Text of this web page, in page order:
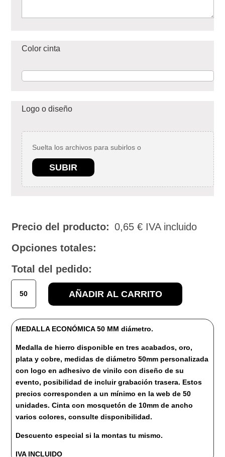
Color cinta
Logo o diseño
Suelta los archivos para subirlos o
SUBIR
Precio del producto: 0,65€ IVA incluido
Opciones totales:
Total del pedido:
MEDALLA
ECONÓMICA
cantidad
AÑADIR AL CARRITO
MEDALLA ECONÓMICA 50 MM diámetro.
Medalla de hierro disponible en tres acabados, oro,
plata y cobre, medidas de diámetro 50mm personalizada
con logo en adhesivo de vinilo con diseño de su
evento, posibilidad de incluir grabación trasera. Estos
precios corresponden a un mínimo en la web de 50
unidades. Cinta con mosquetón de 10mm de ancho
varios colores, consulte disponibilidad.
Descuento especial si la montas tu mismo.
IVA INCLUIDO